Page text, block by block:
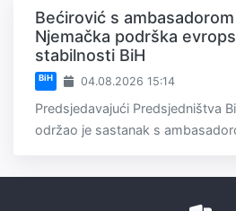
Bećirović s
Njemačka podrška
stabilnosti BiH
BiH 04.08.2026 15:14
Predsjedavajući Predsjedništva
održao je sastanak s